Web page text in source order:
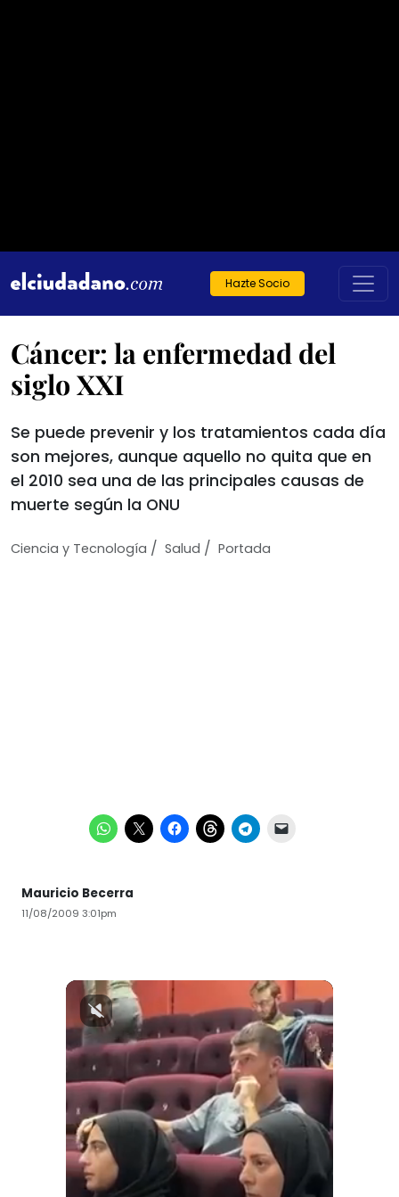
Hazte Socio
Cáncer: la enfermedad del
siglo XXI
Se puede prevenir y los tratamientos cada día
son mejores, aunque aquello no quita que en
el 2010 sea una de las principales causas de
muerte según la ONU
Ciencia y Tecnologí­a / Salud / Portada
Mauricio Becerra
11/08/2009 3:01pm